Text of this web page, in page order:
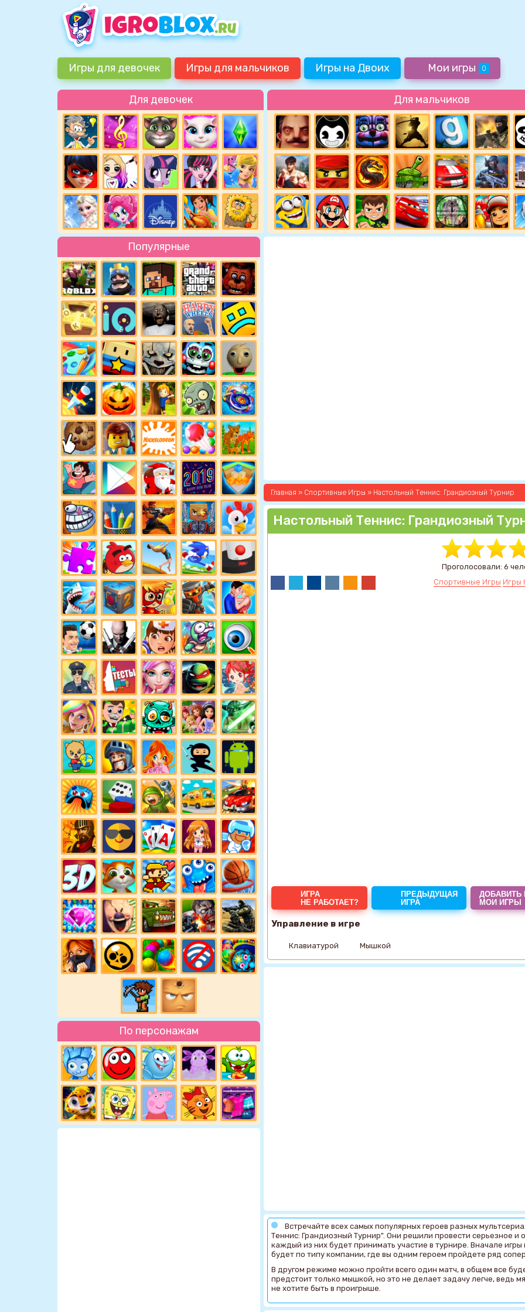
Игры для девочек Игры для мальчиков Игры на Двоих Мои игры 0
Для девочек Для мальчиков
Популярные
По персонажам
Главная » Спортивные Игры » Настольный Теннис: Грандиозный Турнир
Настольный Теннис: Грандиозный
Проголосовали: 6
Спортивные Игры Игры
ИГРА
НЕ РАБОТАЕТ?
ПРЕДЫДУЩАЯ
ИГРА
ДОБАВИТЬ
МОИ ИГРЫ
Управление в игре
Клавиатурой Мышкой
Встречайте всех самых популярных героев разных
Теннис: Грандиозный Турнир". Они решили провести серьезное
каждый из них будет принимать участие в турнире. Вначале
будет по типу компании, где вы одним героем пройдете ряд
В другом режиме можно пройти всего один матч, в общем все
предстоит только мышкой, но это не делает задачу легче, ведь
не хотите быть в проигрыше.